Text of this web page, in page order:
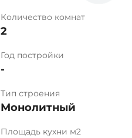
Количество комнат
2
Год постройки
-
Тип строения
Монолитный
Площадь кухни м2